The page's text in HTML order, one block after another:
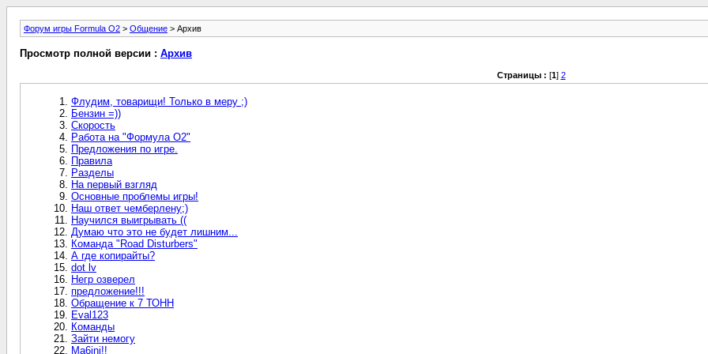
Форум игры Formula O2 > Общение > Архив
Просмотр полной версии : Архив
Страницы : [1] 2
Флудим, товарищи! Только в меру ;)
Бензин =))
Скорость
Работа на "Формула О2"
Предложения по игре.
Правила
Разделы
На первый взгляд
Основные проблемы игры!
Наш ответ чемберлену;)
Научился выигрывать ((
Думаю что это не будет лишним...
Команда "Road Disturbers"
А где копирайты?
dot lv
Негр озверел
предложение!!!
Обращение к 7 ТОНН
Eval123
Команды
Зайти немогу
Ma6ini!!